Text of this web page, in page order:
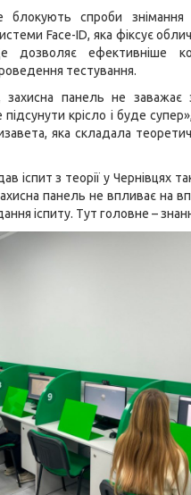
блокують спроби
Face-ID, яка фіксує
дозволяє ефективніше
тестування.
панель не заважає
крісло і буде
яка складала
іспит з теорії у Чернівцях
панель не впливає на
іспиту. Тут головне –